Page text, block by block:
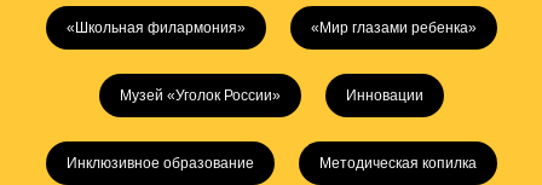
«Школьная филармония» «Мир глазами ребенка»
Музей «Уголок России» Инновации
Инклюзивное образование Методическая копилка